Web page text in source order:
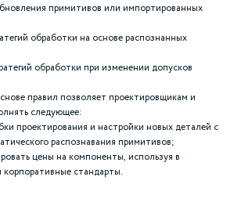
примитивов или импортированных
обработки на основе распознанных
обработки при изменении допусков
правил позволяет проектировщикам и
следующее:
проектирования и настройки новых деталей с
распознавания примитивов;
цены на компоненты, используя в
корпоративные стандарты.